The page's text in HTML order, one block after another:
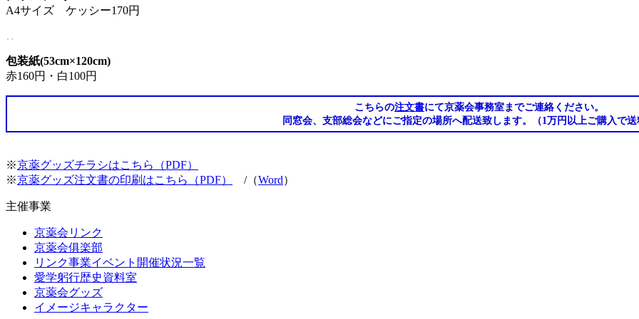
A4サイズ ケッシー170円
包装紙(53cm×120cm)
赤160円・白100円
こちらの注文書にて京薬会事務室までご連絡ください。
同窓会、支部総会などにご指定の場所へ配送致します。（1万円以上ご購入で
※京薬グッズチラシはこちら（PDF）
※京薬グッズ注文書の印刷はこちら（PDF） /（Word）
主催事業
京薬会リンク
京薬会俱楽部
リンク事業イベント開催状況一覧
愛学躬行歴史資料室
京薬会グッズ
イメージキャラクター